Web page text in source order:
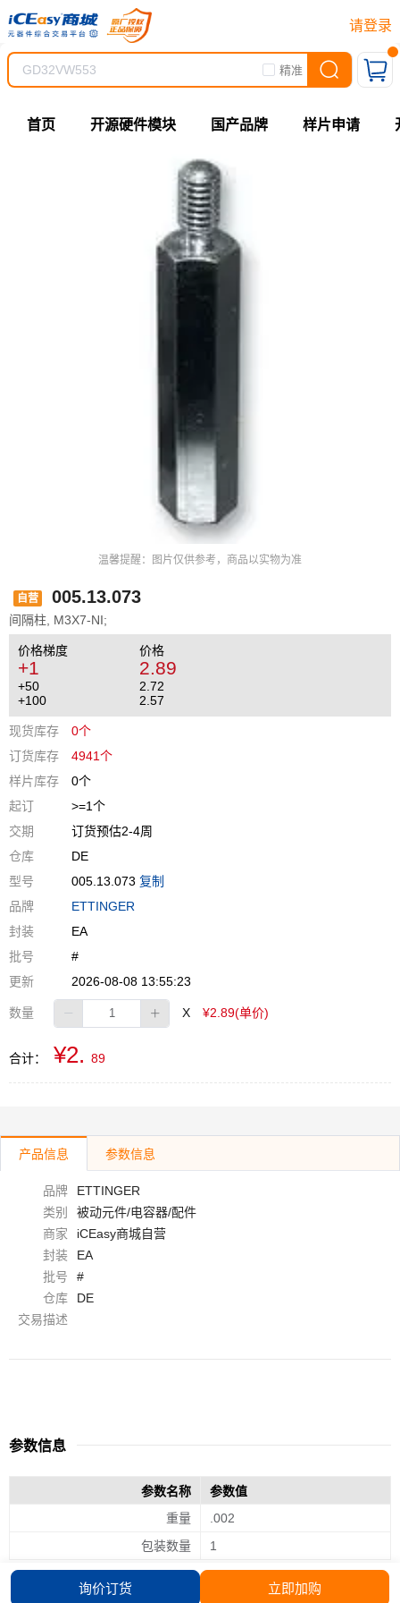
请登录
精准
首页 开源硬件模块 国产品牌 样片申请
温馨提醒：图片仅供参考，商品以实物为准
自营 005.13.073
间隔柱, M3X7-NI;
价格梯度 价格
+1 2.89
+50
2.72
+100
2.57
现货库存
0个
订货库存
4941个
样片库存
0个
起订
>=1个
交期
订货预估2-4周
仓库
DE
型号
005.13.073 复制
品牌
ETTINGER
封装
EA
批号
#
更新
2026-08-08 13:55:23
数量 X ¥2.89(单价)
合计： ¥2. 89
立即加购
询价订货
产品信息 参数信息
品牌
ETTINGER
类别
被动元件/电容器/配件
商家
iCEasy商城自营
封装
EA
批号
#
仓库
DE
交易描述
参数信息
参数名称
参数值
重量
.002
包装数量
1